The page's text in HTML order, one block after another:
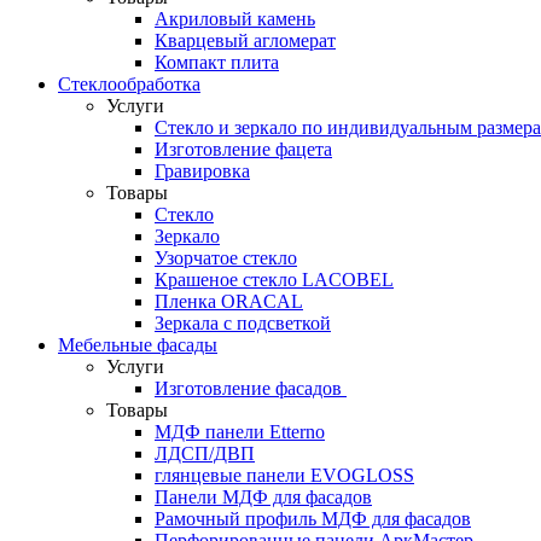
Акриловый камень
Кварцевый агломерат
Компакт плита
Стеклообработка
Услуги
Стекло и зеркало по индивидуальным
Изготовление фацета
Гравировка
Товары
Стекло
Зеркало
Узорчатое стекло
Крашеное стекло LACOBEL
Пленка ORACAL
Зеркала с подсветкой
Мебельные фасады
Услуги
Изготовление фасадов
Товары
МДФ панели Etterno
ЛДСП/ДВП
глянцевые панели EVOGLOSS
Панели МДФ для фасадов
Рамочный профиль МДФ для фасадов